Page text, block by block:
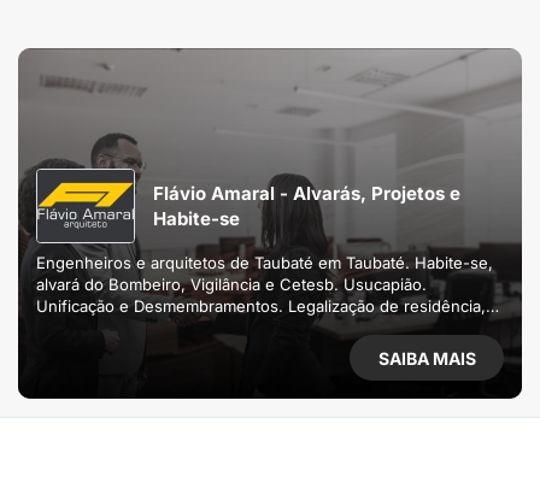
Flávio Amaral - Alvarás, Projetos e
Habite-se
Engenheiros e arquitetos de Taubaté em Taubaté. Habite-se,
alvará do Bombeiro, Vigilância e Cetesb. Usucapião.
Unificação e Desmembramentos. Legalização de residência,
comércio e indústria. Estudo de Impacto de Vizinhança.
SAIBA MAIS